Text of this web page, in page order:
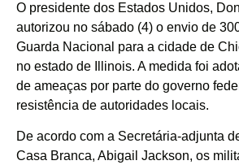
O presidente dos Estados Unidos,
autorizou no sábado (4) o envio de
Guarda Nacional para a cidade de
no estado de Illinois. A medida foi
de ameaças por parte do governo
resistência de autoridades locais.
De acordo com a Secretária-adjunta
Casa Branca, Abigail Jackson, os